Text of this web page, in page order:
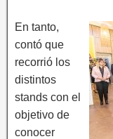
En tanto,
contó que
recorrió los
distintos
stands con el
objetivo de
conocer